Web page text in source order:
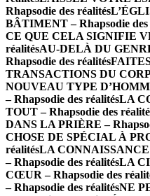
Rhapsodie des réalités
BÂTIMENT – Rhapsodie des
CE QUE CELA SIGNIFIE
réalitésAU-DELÀ DU
Rhapsodie des réalités
TRANSACTIONS DU
NOUVEAU TYPE
– Rhapsodie des réalitésLA
TOUT – Rhapsodie des
DANS LA PRIÈRE –
CHOSE DE SPÉCIAL À
réalitésLA
– Rhapsodie des réalitésLA
CŒUR – Rhapsodie des
– Rhapsodie des réalitésNE